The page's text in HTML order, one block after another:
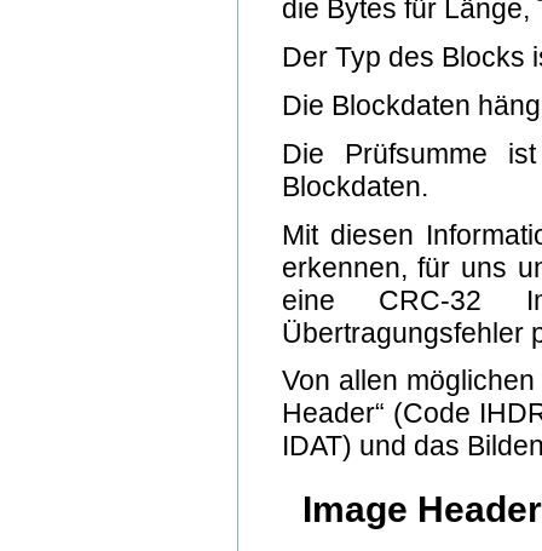
die Bytes für Länge,
Der Typ des Blocks
Die Blockdaten
Die Prüfsumme
Blockdaten.
Mit diesen
erkennen, für uns
eine CRC-32
Übertragungsfehler
Von allen
Header“ (Code
IDAT) und das
Image Header